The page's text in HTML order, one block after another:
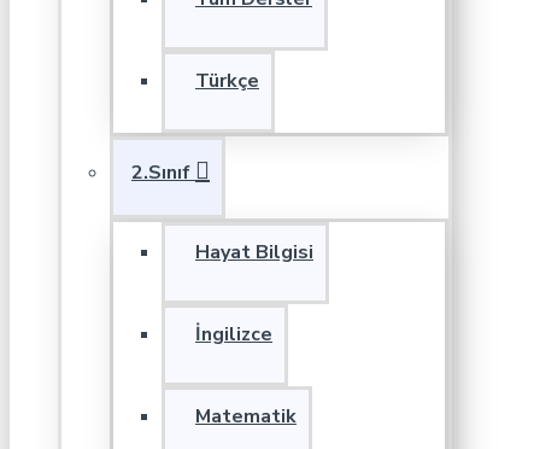
Türkçe
2.Sınıf
Hayat Bilgisi
İngilizce
Matematik